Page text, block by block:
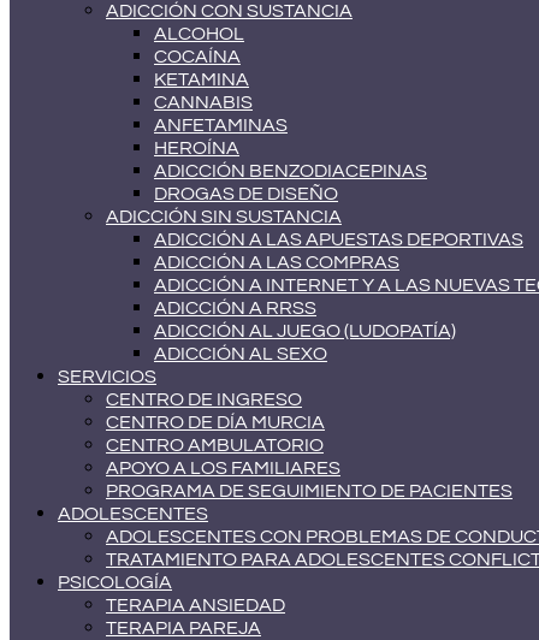
ADICCIÓN CON SUSTANCIA
ALCOHOL
COCAÍNA
KETAMINA
CANNABIS
ANFETAMINAS
HEROÍNA
ADICCIÓN BENZODIACEPINAS
DROGAS DE DISEÑO
ADICCIÓN SIN SUSTANCIA
ADICCIÓN A LAS APUESTAS DEPORTIVAS
ADICCIÓN A LAS COMPRAS
ADICCIÓN A INTERNET Y A LAS NUEVAS
ADICCIÓN A RRSS
ADICCIÓN AL JUEGO (LUDOPATÍA)
ADICCIÓN AL SEXO
SERVICIOS
CENTRO DE INGRESO
CENTRO DE DÍA MURCIA
CENTRO AMBULATORIO
APOYO A LOS FAMILIARES
PROGRAMA DE SEGUIMIENTO DE PACIENTES
ADOLESCENTES
ADOLESCENTES CON PROBLEMAS DE
TRATAMIENTO PARA ADOLESCENTES
PSICOLOGÍA
TERAPIA ANSIEDAD
TERAPIA PAREJA